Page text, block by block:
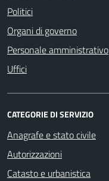
Politici
Organi di governo
Personale amministrativo
Uffici
CATEGORIE DI SERVIZIO
Anagrafe e stato civile
Autorizzazioni
Catasto e urbanistica